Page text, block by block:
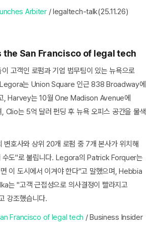
Arbiter/ legaltech-talk(25.11.26)
the San Francisco of legal tech
고객인 로펌과 기업 법무팀이 있는 뉴욕으로
Legora는 Union Square 인근 838 Broadway에
, Harvey는 10월 One Madison Avenue에
Clio는 5억 달러 펀딩 후 뉴욕 오피스 공간을 물색
변호사와 상위 20개 로펌 중 7개 본사가 위치해
수도"로 불립니다. Legora의 Patrick Forquer는
이 도시에서 이겨야 한다"고 말했으며, Hebbia
는 "고객 근접성으로 의사결정이 빨라지고
강조했습니다.
Francisco of legal tech / Business Insider